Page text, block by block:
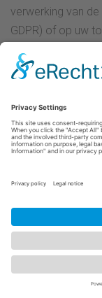
verwerking van
GDPR) of op uw
verzocht;
De gegevens die
bij ons totdat u
toestemming
in het bijzonder
onaangetast.
Communicatie
Voor